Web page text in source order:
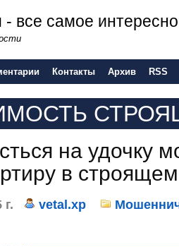
- все самое
Контакты Архив RSS
на удочку
в
vetal.xp